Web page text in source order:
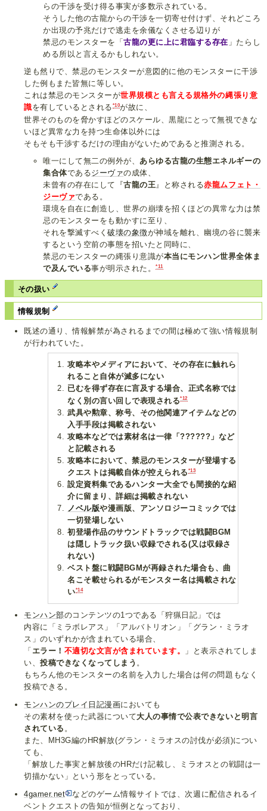
らの干渉を受け得る事実が多数示されている。
そうした他の古龍からの干渉を一切寄せ付けず、それどころ
か出現の予兆だけで逃走を余儀なくさせる辺りが
禁忌のモンスターを「古龍の更に上に君臨する存在 」たらし
める所以と言えるかもしれない。
逆も然りで、禁忌のモンスターが意図的に他のモンスターに干渉
した例もまた皆無に等しい。
これは禁忌のモンスターが世界規模とも言える規格外の縄張り意
識を有しているとされる *10が故に、
世界そのものを脅かすほどのスケール、黒龍にとって無視できな
いほど異常な力を持つ生命体以外には
そもそも干渉するだけの理由がないためであると推測される。
唯一にして無二の例外が、 あらゆる古龍の生態エネルギーの
集合体であるジーヴァの成体、
未曾有の存在にして『古龍の王 』と称される赤龍ムフェト・
ジーヴァである。
環境を自在に創造し、世界の崩壊を招くほどの異常な力は禁
忌のモンスターをも動かすに至り、
それを撃滅すべく破壊の象徴が神域を離れ、幽境の谷に襲来
するという空前の事態を招いたと同時に、
禁忌のモンスターの縄張り意識が本当にモンハン世界全体ま
で及んでいる事が明示された。*11
その扱い
情報規制
既述の通り、情報解禁が為されるまでの間は極めて強い情報規制
が行われていた。
攻略本やメディアにおいて、その存在に触れら
れること自体が滅多にない
已むを得ず存在に言及する場合、正式名称では
なく別の言い回しで表現される*12
武具や勲章、称号、その他関連アイテムなどの
入手手段は掲載されない
攻略本などでは素材名は一律「??????」など
と記載される
攻略本において、禁忌のモンスターが登場する
クエストは掲載自体が控えられる *13
設定資料集であるハンター大全でも間接的な紹
介に留まり、詳細は掲載されない
ノベル版や漫画版、アンソロジーコミックでは
一切登場しない
初登場作品のサウンドトラックでは戦闘BGM
は隠しトラック扱い収録でされる(又は収録さ
れない)
ベスト盤に戦闘BGMが再録された場合も、曲
名こそ載せられるがモンスター名は掲載されな
い*14
モンハン部のコンテンツの1つである「狩猟日記」では
内容に「ミラボレアス」「アルバトリオン」「グラン・ミラオ
ス」のいずれかが含まれている場合、
「 エラー！ 不適切な文言が含まれています。
」と表示されてしま
い、投稿できなくなってしまう 。
もちろん他のモンスターの名前を入力した場合は何の問題もなく
投稿できる。
モンハンのプレイ日記漫画においても
その素材を使った武器について大人の事情で公表できないと明言
されている 。
また、MH3G編のHR解放(グラン・ミラオスの討伐が必須)につい
ても、
「解放した事実と解放後のHRだけ記載し、ミラオスとの戦闘は一
切描かない」という形をとっている。
4gamer.net
などのゲーム情報サイトでは、次週に配信されるイ
ベントクエストの告知が恒例となっており、